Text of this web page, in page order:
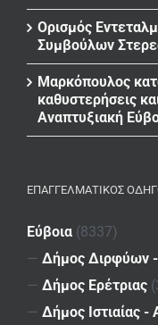
Ορισμός
Συμβούλων
Μαρκόπουλος
καθυστερήσεις
Αναπτυξιακή
ΕΠΑΓΓΕΛΜΑΤΙΚΌΣ
Εύβοια (8337)
— Δήμος Διρφύων
— Δήμος Ερέτριας
— Δήμος Ιστιαίας -